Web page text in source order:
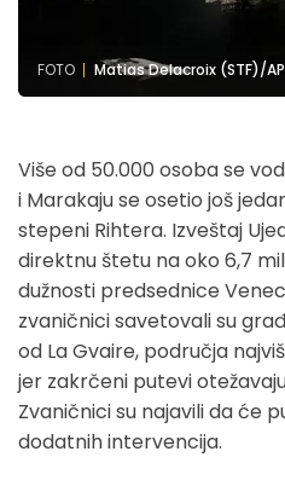
FOTO Matias Delacroix (STF)/
Više od 50.000 osoba se
i Marakaju se osetio još
stepeni Rihtera. Izveštaj
direktnu štetu na oko 6,7
dužnosti predsednice
zvaničnici savetovali su
od La Gvaire, područja
jer zakrčeni putevi
Zvaničnici su najavili da će
dodatnih intervencija.